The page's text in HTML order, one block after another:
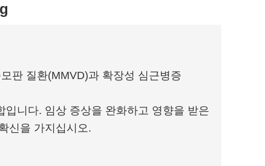
판 질환(MMVD)과 확장성 심근병증
니다. 임상 증상을 완화하고 영향을 받은
신을 가지십시오.